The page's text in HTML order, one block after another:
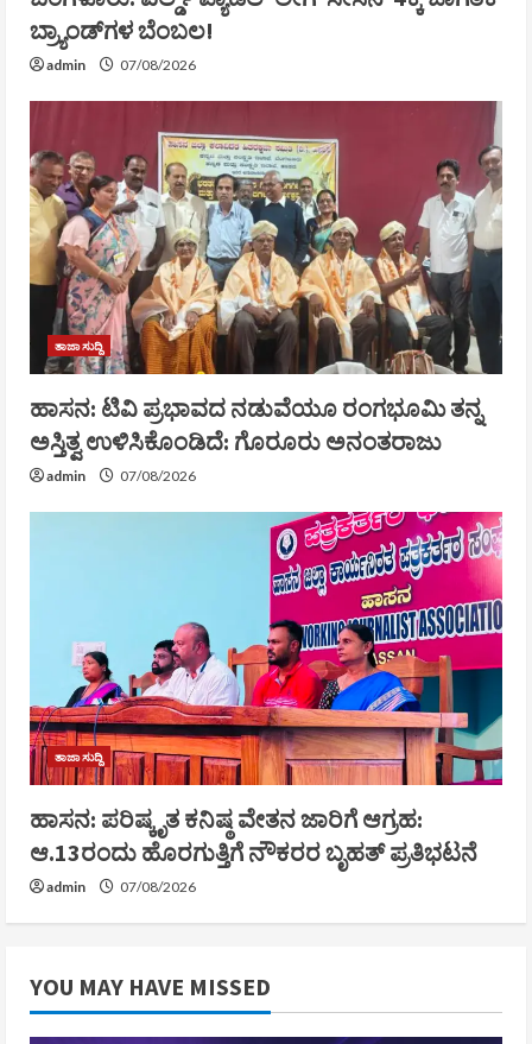
ಬ್ರ್ಯಾಂಡ್‌ಗಳ ಬೆಂಬಲ!
admin 07/08/2026
ತಾಜಾ ಸುದ್ದಿ
ಹಾಸನ: ಟಿವಿ ಪ್ರಭಾವದ ನಡುವೆಯೂ ರಂಗಭೂಮಿ ತನ್ನ
ಅಸ್ತಿತ್ವ ಉಳಿಸಿಕೊಂಡಿದೆ: ಗೊರೂರು ಅನಂತರಾಜು
admin 07/08/2026
ತಾಜಾ ಸುದ್ದಿ
ಹಾಸನ: ಪರಿಷ್ಕೃತ ಕನಿಷ್ಠ ವೇತನ ಜಾರಿಗೆ ಆಗ್ರಹ:
ಆ.13ರಂದು ಹೊರಗುತ್ತಿಗೆ ನೌಕರರ ಬೃಹತ್ ಪ್ರತಿಭಟನೆ
admin 07/08/2026
YOU MAY HAVE MISSED